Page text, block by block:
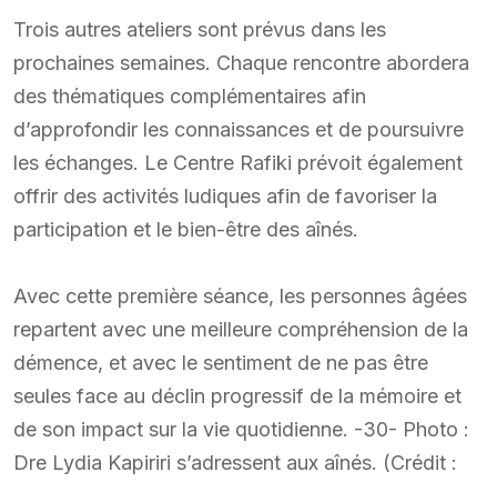
Trois autres ateliers sont prévus dans les
prochaines semaines. Chaque rencontre abordera
des thématiques complémentaires afin
d’approfondir les connaissances et de poursuivre
les échanges. Le Centre Rafiki prévoit également
offrir des activités ludiques afin de favoriser la
participation et le bien-être des aînés.
Avec cette première séance, les personnes âgées
repartent avec une meilleure compréhension de la
démence, et avec le sentiment de ne pas être
seules face au déclin progressif de la mémoire et
de son impact sur la vie quotidienne. -30- Photo :
Dre Lydia Kapiriri s’adressent aux aînés. (Crédit :